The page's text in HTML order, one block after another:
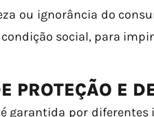
ou ignorância do
social, para
PROTEÇÃO E
garantida por